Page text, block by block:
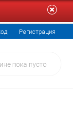
Регистрация
пока пусто